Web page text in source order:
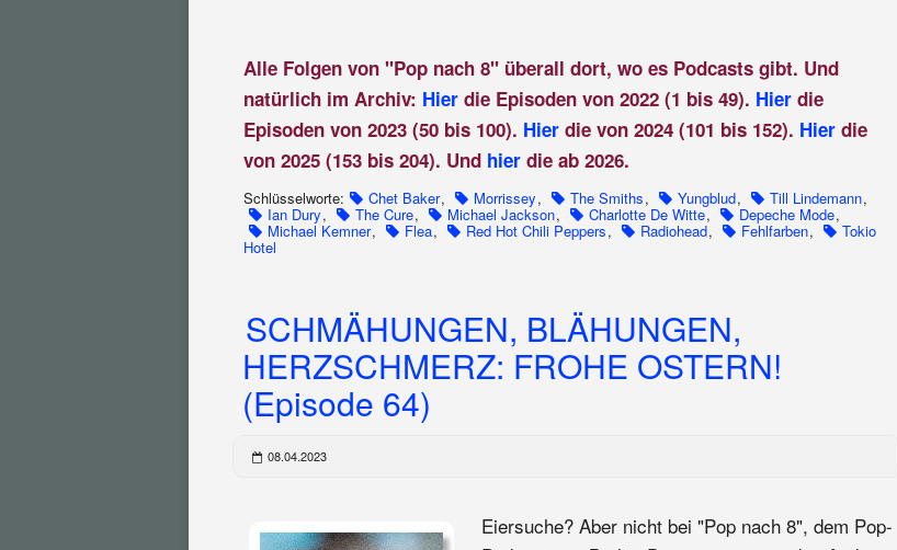
Alle Folgen von "Pop nach 8" überall dort, wo es Podcasts gibt. Und
natürlich im Archiv: Hier die Episoden von 2022 (1 bis 49). Hier die
Episoden von 2023 (50 bis 100). Hier die von 2024 (101 bis 152). Hier die
von 2025 (153 bis 204). Und hier die ab 2026.
Schlüsselworte: Chet Baker, Morrissey, The Smiths, Yungblud, Till Lindemann,
Ian Dury, The Cure, Michael Jackson, Charlotte De Witte, Depeche Mode,
Michael Kemner, Flea, Red Hot Chili Peppers, Radiohead, Fehlfarben, Tokio
Hotel
SCHMÄHUNGEN, BLÄHUNGEN,
HERZSCHMERZ: FROHE OSTERN!
(Episode 64)
08.04.2023
Eiersuche? Aber nicht bei "Pop nach 8", dem Pop-